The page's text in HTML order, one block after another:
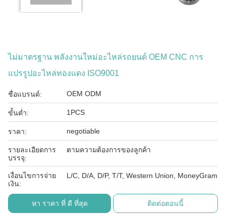
ไม่มาตรฐาน พลังงานใหม่อะไหล่รถยนต์ OEM CNC การ
แปรรูปอะไหล่ทองแดง ISO9001
ชื่อแบรนด์: OEM ODM
ขั้นต่ำ: 1PCS
ราคา: negotiable
รายละเอียดการ
บรรจุ:
ตามความต้องการของลูกค้า
เงื่อนไขการจ่าย
เงิน:
L/C, D/A, D/P, T/T, Western Union, MoneyGram
หา ราคา ที่ ดี ที่สุด ติดต่อตอนนี้